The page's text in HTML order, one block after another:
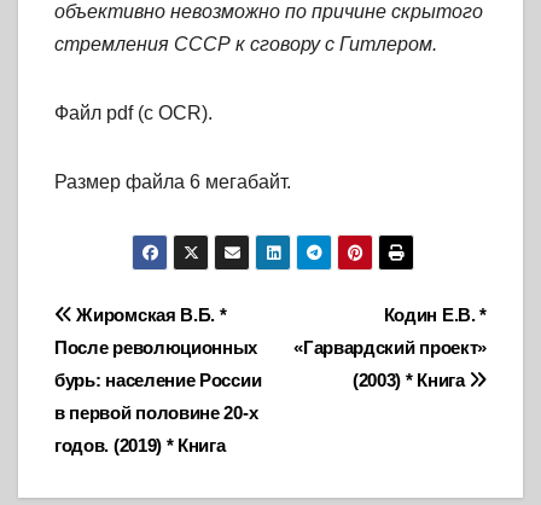
объективно невозможно по причине скрытого
стремления СССР к сговору с Гитлером.
Файл pdf (с OCR).
Размер файла 6 мегабайт.
Навигация
по
записям
Кодин Е.В. *
«Гарвардский проект»
(2003) * Книга
Жиромская В.Б. *
После революционных
бурь: население России
в первой половине 20-х
годов. (2019) * Книга